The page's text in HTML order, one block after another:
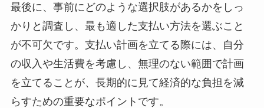
最後に、事前にどのような選択肢があるかをしっ
かりと調査し、最も適した支払い方法を選ぶこと
が不可欠です。支払い計画を立てる際には、自分
の収入や生活費を考慮し、無理のない範囲で計画
を立てることが、長期的に見て経済的な負担を減
らすための重要なポイントです。